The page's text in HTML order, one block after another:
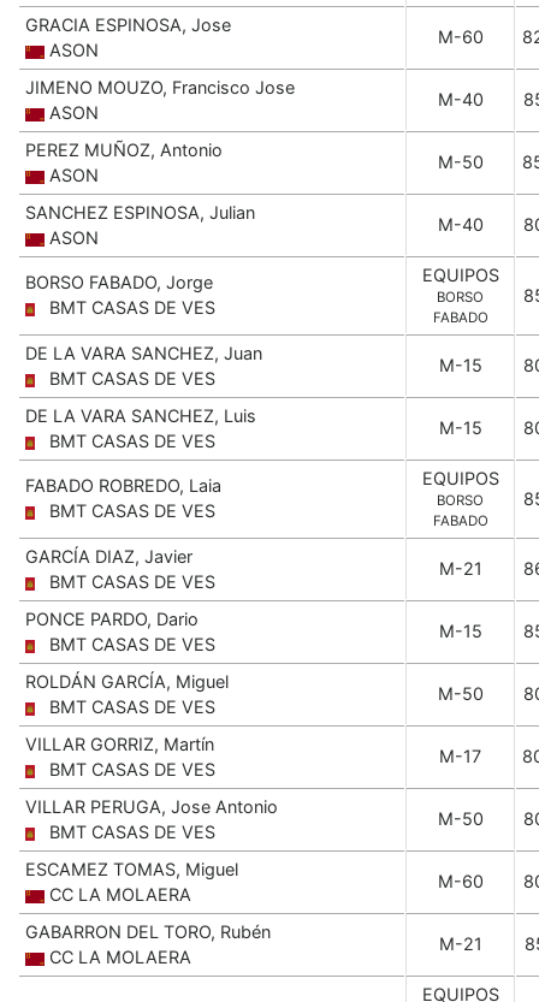
GRACIA ESPINOSA, Jose
ASON
M-60
JIMENO MOUZO, Francisco Jose
ASON
M-40
PEREZ MUÑOZ, Antonio
ASON
M-50
SANCHEZ ESPINOSA, Julian
ASON
M-40
BORSO FABADO, Jorge
BMT CASAS DE VES
EQUIPOS
BORSO
FABADO
DE LA VARA SANCHEZ, Juan
BMT CASAS DE VES
M-15
DE LA VARA SANCHEZ, Luis
BMT CASAS DE VES
M-15
FABADO ROBREDO, Laia
BMT CASAS DE VES
EQUIPOS
BORSO
FABADO
GARCÍA DIAZ, Javier
BMT CASAS DE VES
M-21
PONCE PARDO, Dario
BMT CASAS DE VES
M-15
ROLDÁN GARCÍA, Miguel
BMT CASAS DE VES
M-50
VILLAR GORRIZ, Martín
BMT CASAS DE VES
M-17
VILLAR PERUGA, Jose Antonio
BMT CASAS DE VES
M-50
ESCAMEZ TOMAS, Miguel
CC LA MOLAERA
M-60
GABARRON DEL TORO, Rubén
CC LA MOLAERA
M-21
EQUIPOS